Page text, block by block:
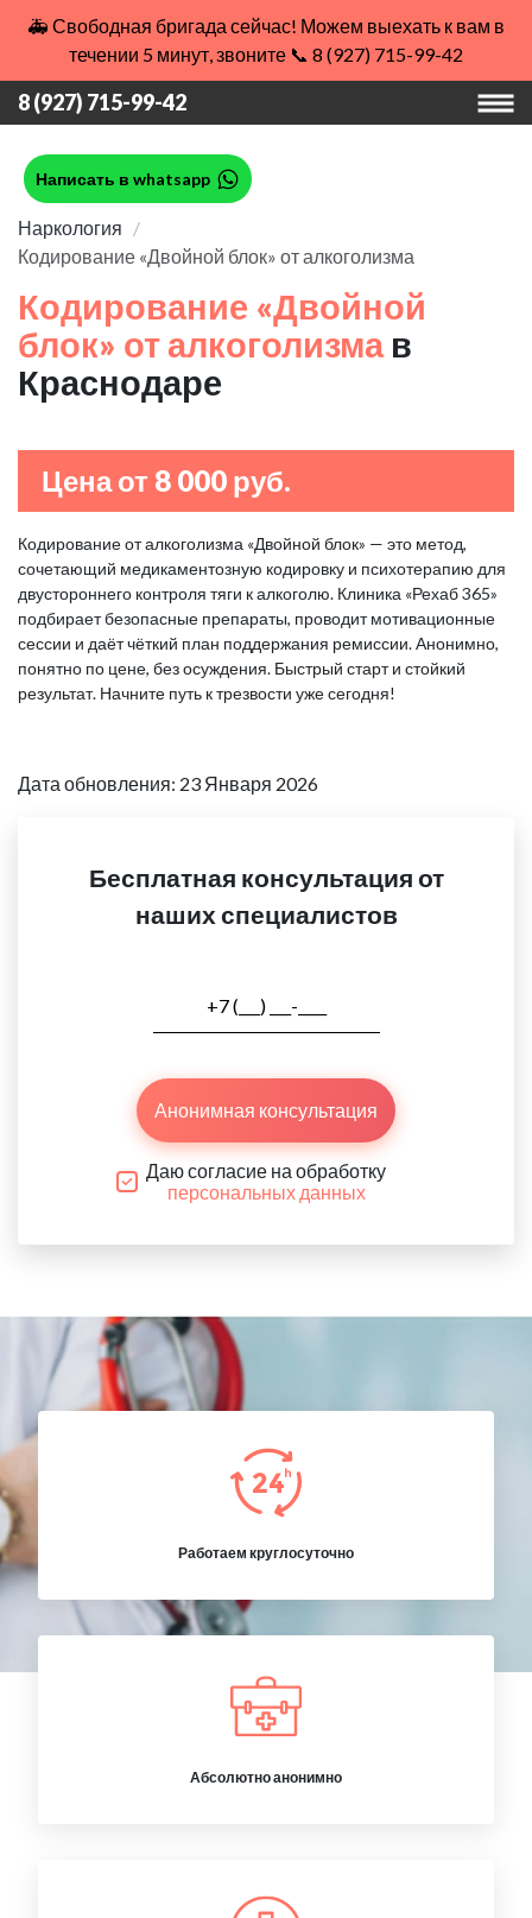
🚑 Свободная бригада сейчас! Можем выехать к вам в
течении 5 минут, звоните 📞 8 (927) 715-99-42
8 (927) 715-99-42
Написать в whatsapp
Наркология
Кодирование «Двойной блок» от алкоголизма
Кодирование «Двойной
блок» от алкоголизма в
Краснодаре
Цена от 8 000 руб.
Кодирование от алкоголизма «Двойной блок» — это метод,
сочетающий медикаментозную кодировку и психотерапию для
двустороннего контроля тяги к алкоголю. Клиника «Рехаб 365»
подбирает безопасные препараты, проводит мотивационные
сессии и даёт чёткий план поддержания ремиссии. Анонимно,
понятно по цене, без осуждения. Быстрый старт и стойкий
результат. Начните путь к трезвости уже сегодня!
Дата обновления: 23 Января 2026
Бесплатная консультация от
наших специалистов
Анонимная консультация
Даю согласие на обработку
персональных данных
Работаем круглосуточно
Абсолютно анонимно